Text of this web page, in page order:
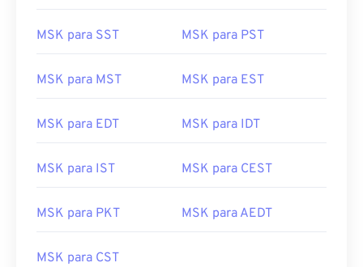
MSK para SST MSK para PST
MSK para MST MSK para EST
MSK para EDT MSK para IDT
MSK para IST MSK para CEST
MSK para PKT MSK para AEDT
MSK para CST